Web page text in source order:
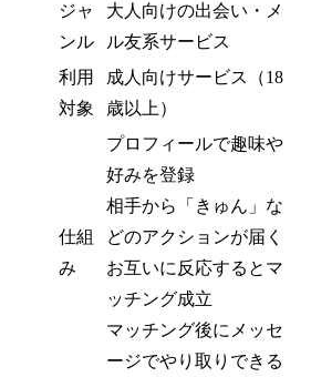
ジャ
ンル
大人向けの出会い・メ
ル友系サービス
利用
対象
成人向けサービス（18
歳以上）
仕組
み
プロフィールで趣味や
好みを登録
相手から「きゅん」な
どのアクションが届く
お互いに反応するとマ
ッチング成立
マッチング後にメッセ
ージでやり取りできる